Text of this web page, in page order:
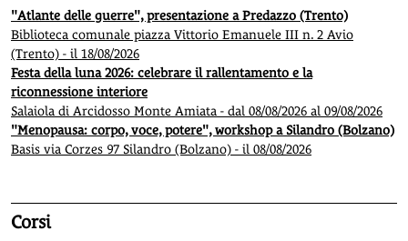
"Atlante delle guerre", presentazione a Predazzo (Trento)
Biblioteca comunale piazza Vittorio Emanuele III n. 2 Avio
(Trento) - il 18/08/2026
Festa della luna 2026: celebrare il rallentamento e la
riconnessione interiore
Salaiola di Arcidosso Monte Amiata - dal 08/08/2026 al 09/08/2026
"Menopausa: corpo, voce, potere", workshop a Silandro (Bolzano)
Basis via Corzes 97 Silandro (Bolzano) - il 08/08/2026
Corsi